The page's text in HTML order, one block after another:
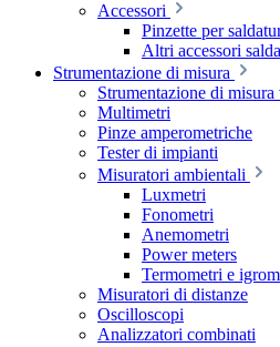
Accessori
Pinzette per
Altri accessori
Strumentazione di misura
Strumentazione di misura
Multimetri
Pinze amperometriche
Tester di impianti
Misuratori ambientali
Luxmetri
Fonometri
Anemometri
Power meters
Termometri e
Misuratori di distanze
Oscilloscopi
Analizzatori combinati